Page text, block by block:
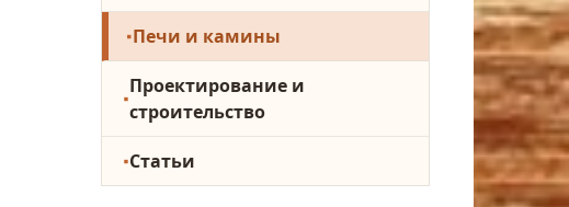
Печи и камины
Проектирование и
строительство
Статьи